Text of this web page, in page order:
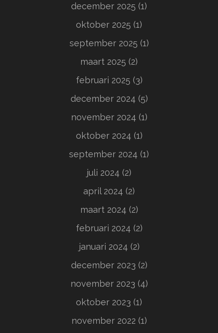
december 2025 (1)
oktober 2025 (1)
september 2025 (1)
maart 2025 (2)
februari 2025 (3)
december 2024 (5)
november 2024 (1)
oktober 2024 (1)
september 2024 (1)
juli 2024 (2)
april 2024 (2)
maart 2024 (2)
februari 2024 (2)
januari 2024 (2)
december 2023 (2)
november 2023 (4)
oktober 2023 (1)
november 2022 (1)